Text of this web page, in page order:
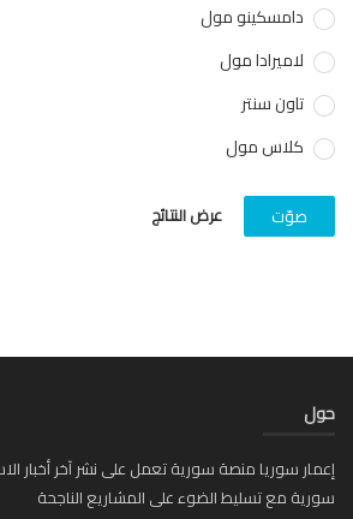
دامسكينو مول
لاميرادا مول
تاون سنتر
كلاس مول
عرض النتائج
سوريا منصة سورية تعمل على نشر آخر أخبار
مع تسليط الضوء على المشاريع الناجحة